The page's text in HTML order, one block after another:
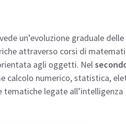
un’evoluzione graduale delle
attraverso corsi di
agli oggetti. Nel
calcolo numerico, statistica,
legate all’intelligenza